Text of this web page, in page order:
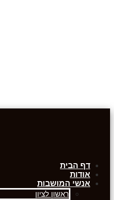
דף הבית
אודות
אנשי המושבות
ראשון לציון